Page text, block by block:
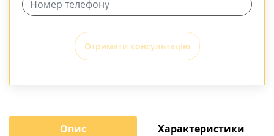
Отримати консультацію
Опис Характеристики